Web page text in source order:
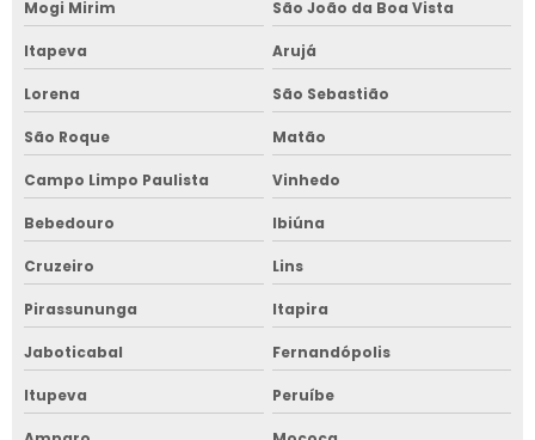
Mogi Mirim São João da Boa Vista
Itapeva Arujá
Lorena São Sebastião
São Roque Matão
Campo Limpo Paulista Vinhedo
Bebedouro Ibiúna
Cruzeiro Lins
Pirassununga Itapira
Jaboticabal Fernandópolis
Itupeva Peruíbe